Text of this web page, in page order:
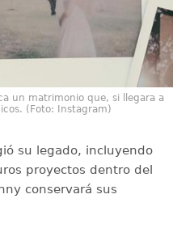
un matrimonio que, si llegara a
(Foto: Instagram)
su legado, incluyendo
proyectos dentro del
conservará sus